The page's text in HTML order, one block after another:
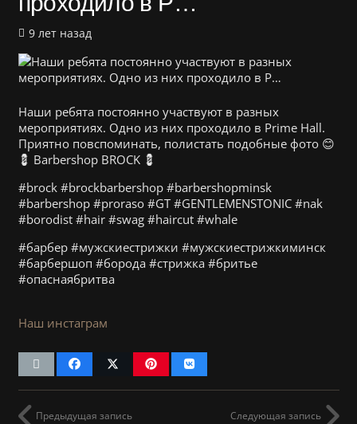
9 лет назад
Наши ребята постоянно участвуют в разных
мероприятиях. Одно из них проходило в Prime Hall.
Приятно повспоминать, полистать подобные фото 😊
💈 Barbershop BROCK 💈
#brock #brockbarbershop #barbershopminsk
#barbershop #proraso #GT #GENTLEMENSTONIC #nak
#borodist #hair #swag #haircut #whale
#барбер #мужскиестрижки #мужскиестрижкиминск
#барбершоп #борода #стрижка #бритье
#опаснаябритва
Наш инстаграм
Предыдущая запись Следующая запись